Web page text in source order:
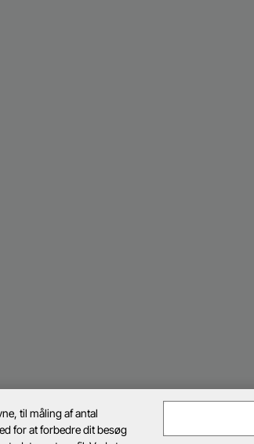
til måling af antal
for at forbedre dit besøg